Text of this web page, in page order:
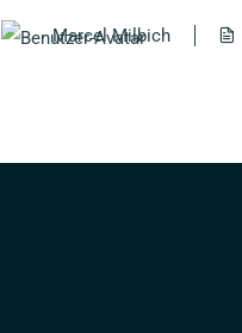
Marcel Milbich